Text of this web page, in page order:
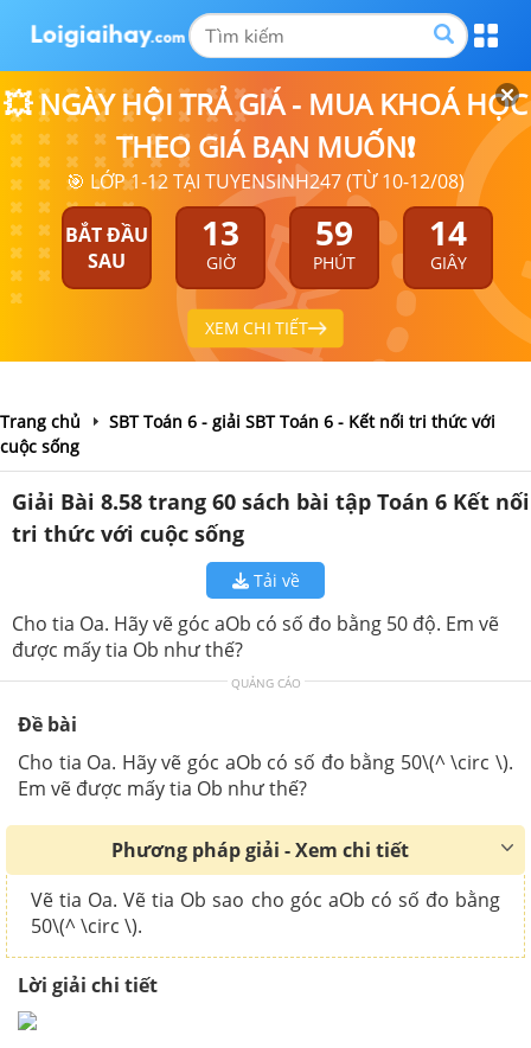
💥 NGÀY HỘI TRẢ GIÁ - MUA KHOÁ HỌC
THEO GIÁ BẠN MUỐN❗
🎯 LỚP 1-12 TẠI TUYENSINH247 (TỪ 10-12/08)
BẮT ĐẦU
SAU
13
GIỜ
59
PHÚT
14
GIÂY
XEM CHI TIẾT
Trang chủ
SBT Toán 6 - giải SBT Toán 6 - Kết nối tri thức với
cuộc sống
Giải Bài 8.58 trang 60 sách bài tập Toán 6 Kết nối
tri thức với cuộc sống
Tải về
Cho tia Oa. Hãy vẽ góc aOb có số đo bằng 50 độ. Em vẽ
được mấy tia Ob như thế?
QUẢNG CÁO
Đề bài
Cho tia Oa. Hãy vẽ góc aOb có số đo bằng 50\(^ \circ \).
Em vẽ được mấy tia Ob như thế?
Phương pháp giải - Xem chi tiết
Vẽ tia Oa. Vẽ tia Ob sao cho góc aOb có số đo bằng
50\(^ \circ \).
Lời giải chi tiết